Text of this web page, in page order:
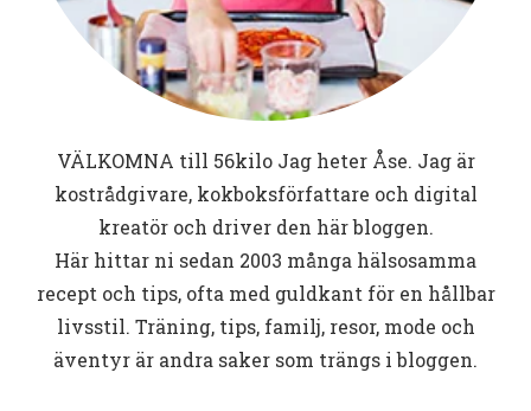
VÄLKOMNA till 56kiloJag heter Åse. Jag är
kostrådgivare, kokboksförfattare och digital
kreatör och driver den här bloggen.
Här hittar ni sedan 2003 många hälsosamma
recept och tips, ofta med guldkant för en hållbar
livsstil. Träning, tips, familj, resor, mode och
äventyr är andra saker som trängs i bloggen.